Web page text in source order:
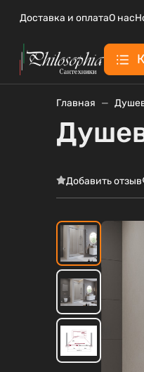
Доставка и оплатаО нас
Главная
Добавить отзыв